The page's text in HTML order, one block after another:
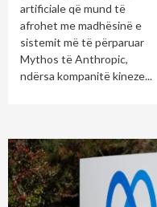
artificiale që mund të
afrohet me madhësinë e
sistemit më të përparuar
Mythos të Anthropic,
ndërsa kompanitë kineze...